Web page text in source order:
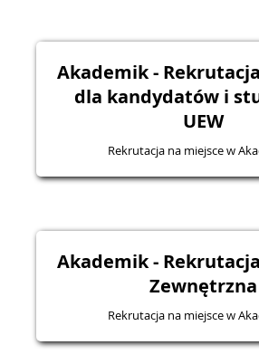
Akademik -
dla kandydatów i
UEW
Rekrutacja na miejsce w
Akademik -
Zewnętrzna
Rekrutacja na miejsce w